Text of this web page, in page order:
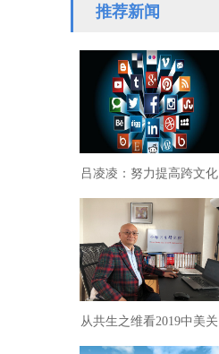
推荐新闻
吕凌凌：努力提高跨文化
语境下的对外传播效果
从共生之维看2019中美关